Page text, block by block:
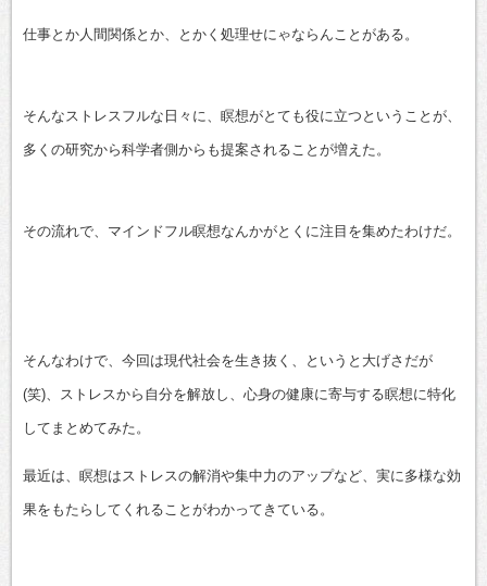
仕事とか人間関係とか、とかく処理せにゃならんことがある。
そんなストレスフルな日々に、瞑想がとても役に立つということが、
多くの研究から科学者側からも提案されることが増えた。
その流れで、マインドフル瞑想なんかがとくに注目を集めたわけだ。
そんなわけで、今回は現代社会を生き抜く、というと大げさだが
(笑)、ストレスから自分を解放し、心身の健康に寄与する瞑想に特化
してまとめてみた。
最近は、瞑想はストレスの解消や集中力のアップなど、実に多様な効
果をもたらしてくれることがわかってきている。